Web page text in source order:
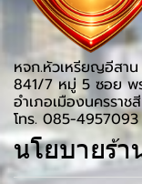
หจก.หัวเหรียญอีสาน
841/7 หมู่ 5 ซอย พ
อำเภอเมืองนครรา
โทร. 085-4957093
นโยบายร้า